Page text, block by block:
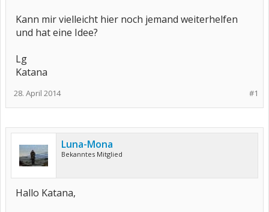
Kann mir vielleicht hier noch jemand weiterhelfen
und hat eine Idee?
Lg
Katana
#1
28. April 2014
Luna-Mona
Bekanntes Mitglied
Hallo Katana,